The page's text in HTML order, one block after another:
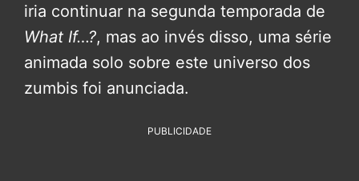
iria continuar na segunda temporada de
What If…?, mas ao invés disso, uma série
animada solo sobre este universo dos
zumbis foi anunciada.
PUBLICIDADE